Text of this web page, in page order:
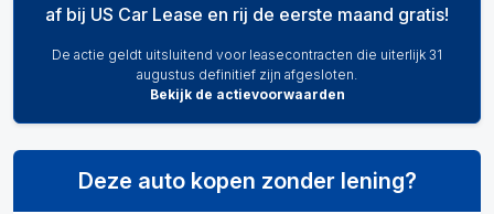
af bij US Car Lease en rij de eerste maand gratis!
De actie geldt uitsluitend voor leasecontracten die uiterlijk 31
augustus definitief zijn afgesloten.
Bekijk de actievoorwaarden
Deze auto kopen zonder lening?